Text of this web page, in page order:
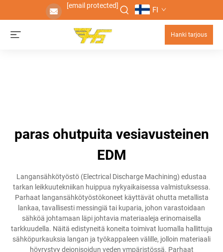
[email protected] FI
Hanki tarjous
paras ohutpuita vesiavusteinen
EDM
Langansähkötyöstö (Electrical Discharge Machining) edustaa
tarkan leikkuutekniikan huippua nykyaikaisessa valmistuksessa.
Parhaat langansähkötyöstökoneet käyttävät ohutta metallista
lankaa, tavallisesti messingiä tai kuparia, johon varastoidaan
sähköä johtamaan läpi johtavia materiaaleja erinomaisella
tarkkuudella. Näitä edistyneitä koneita toimivat luomalla hallittuja
sähköpurkauksia langan ja työkappaleen välille, jolloin materiaali
höyrystyy deionisoidun veden ympäristössä. Parhaat